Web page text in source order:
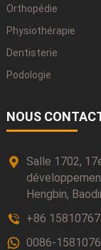
Orthopédie
Physiothérapie
Dentisterie
Podologie
NOUS
Salle 1702,
Hengbin,
+86
0086-